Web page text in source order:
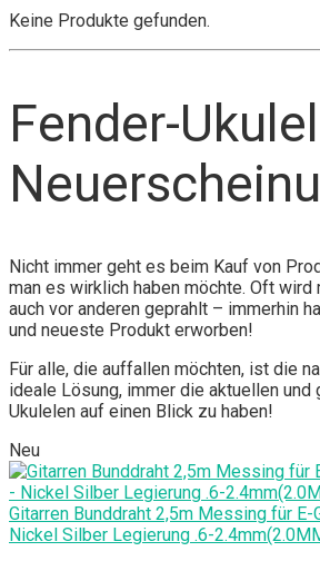
Keine Produkte gefunden.
Fender-
Nicht immer geht es beim Kauf von
man es wirklich haben möchte. Oft wird
auch vor anderen geprahlt – immerhin
und neueste Produkt erworben!
Für alle, die auffallen möchten, ist die
ideale Lösung, immer die aktuellen und
Ukulelen auf einen Blick zu haben!
Neu
Gitarren Bunddraht 2,5m Messing für
Nickel Silber Legierung .6-